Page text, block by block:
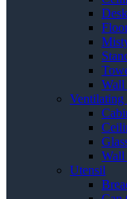
Wall
Ventilating
Wall
Utensil